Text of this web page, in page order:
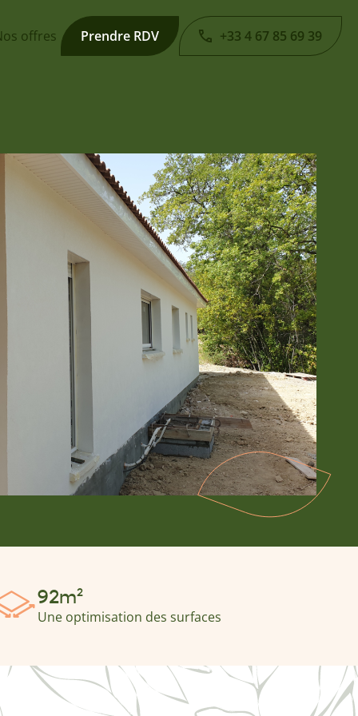
offres Prendre RDV +33 4 67 85 69 39
92m²
Une optimisation des surfaces